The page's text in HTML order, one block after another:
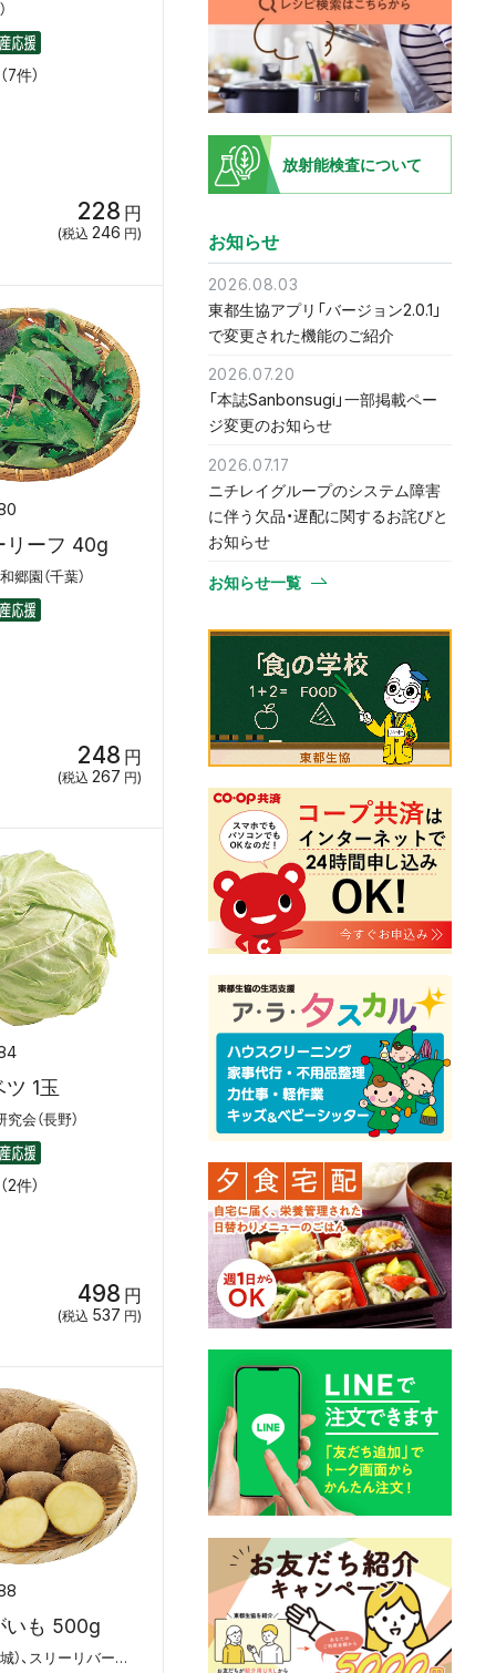
件）
228 円
(税込 246 円)
リーフ 40g
郷園（千葉）
248 円
(税込 267 円)
1玉
会（長野）
件）
498 円
(税込 537 円)
いも 500g
ＪＡやさと（茨城）、スリーリバーファーム（北海道）、剣淵・生命（いのち）を育てる大地の会（北海道）、箱根牧場（北海道）
放射能検査について
お知らせ
2026.08.03
東都生協アプリ「バージョン2.0.1」
で変更された機能のご紹介
2026.07.20
「本誌Sanbonsugi」一部掲載ペー
ジ変更のお知らせ
2026.07.17
ニチレイグループのシステム障害
に伴う欠品・遅配に関するお詫びと
お知らせ
お知らせ一覧